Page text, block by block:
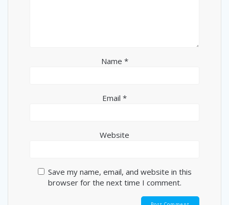
Name *
Email *
Website
Save my name, email, and website in this
browser for the next time I comment.